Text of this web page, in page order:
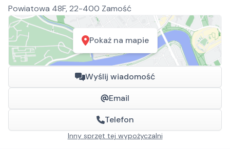
Powiatowa 48F, 22-400 Zamość
Pokaż na mapie
Wyślij wiadomość
Email
Telefon
Inny sprzęt tej wypożyczalni